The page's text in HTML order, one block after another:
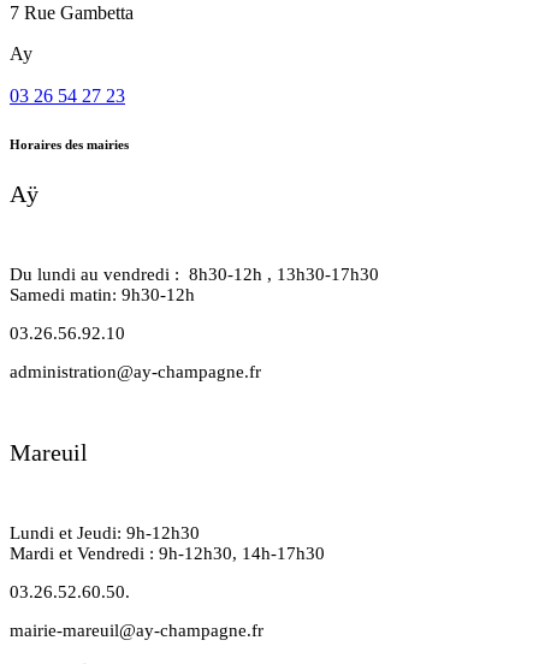
7 Rue Gambetta
Ay
03 26 54 27 23
Horaires des mairies
Aÿ
Du lundi au vendredi : 8h30-12h , 13h30-17h30
Samedi matin: 9h30-12h
03.26.56.92.10
administration@ay-champagne.fr
Mareuil
Lundi et Jeudi: 9h-12h30
Mardi et Vendredi : 9h-12h30, 14h-17h30
03.26.52.60.50.
mairie-mareuil@ay-champagne.fr